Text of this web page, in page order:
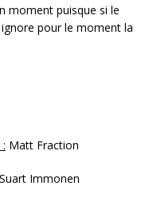
moment puisque si le
pour le moment la
Matt Fraction
Suart Immonen